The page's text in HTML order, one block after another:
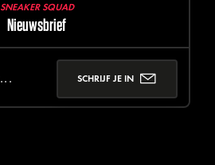
SNEAKER SQUAD
Nieuwsbrief
SCHRIJF JE IN